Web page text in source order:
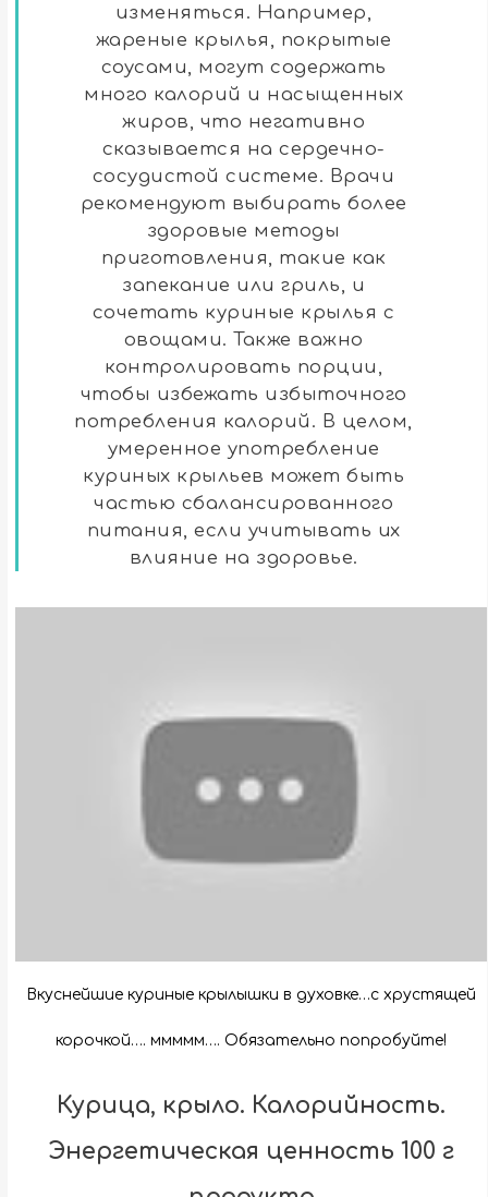
изменяться. Например,
жареные крылья, покрытые
соусами, могут содержать
много калорий и насыщенных
жиров, что негативно
сказывается на сердечно-
сосудистой системе. Врачи
рекомендуют выбирать более
здоровые методы
приготовления, такие как
запекание или гриль, и
сочетать куриные крылья с
овощами. Также важно
контролировать порции,
чтобы избежать избыточного
потребления калорий. В целом,
умеренное употребление
куриных крыльев может быть
частью сбалансированного
питания, если учитывать их
влияние на здоровье.
Вкуснейшие куриные крылышки в духовке…с хрустящей
корочкой…. ммммм…. Обязательно попробуйте!
Курица, крыло. Калорийность.
Энергетическая ценность 100 г